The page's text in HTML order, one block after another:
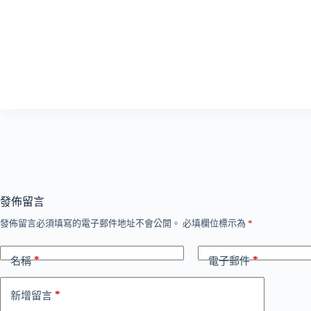
發佈留言
發佈留言必須填寫的電子郵件地址不會公開。 必填欄位標示為 *
名稱* 電子郵件*
新增留言 *